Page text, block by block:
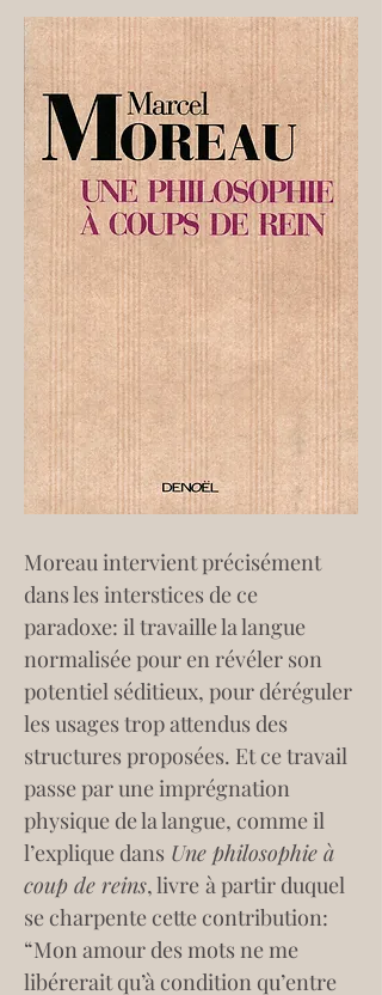
Moreau intervient précisément
dans les interstices de ce
paradoxe: il travaille la langue
normalisée pour en révéler son
potentiel séditieux, pour déréguler
les usages trop attendus des
structures proposées. Et ce travail
passe par une imprégnation
physique de la langue, comme il
l’explique dans Une philosophie à
coup de reins, livre à partir duquel
se charpente cette contribution:
“Mon amour des mots ne me
libérerait qu’à condition qu’entre